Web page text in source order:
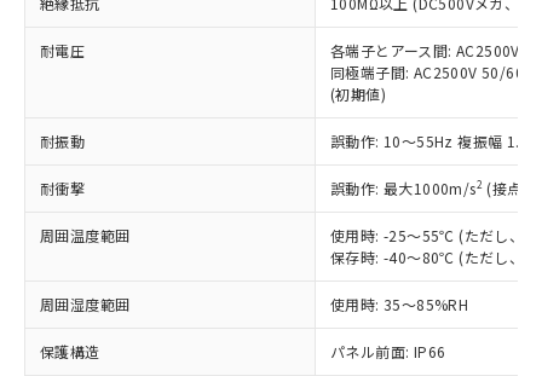
耐電圧
各端子とアース間: AC2500V
同極端子間: AC2500V 50/
(初期値)
耐振動 誤動作: 10～55Hz 複振幅
耐衝撃 誤動作: 最大1000m/s2 (接点
周囲温度範囲
使用時: -25～55℃ (ただし、氷
保存時: -40～80℃ (ただし、氷
周囲湿度範囲 使用時: 35～85%RH
保護構造 パネル前面: IP66
ことをご了承ください。
在庫状況および標準価格照会結果は、
記載している更新日時点での社内デー
タに基づき作成されるものであり、閲
覧された時点での実際の在庫および標
準価格とは異なる場合があることをご
正式な納期状況および標準価格はお客
様のお取引先、またはお客様担当のオ
ムロン制御機器販売店・当社販売員に
オムロン制御機器販売店や当社販売拠
販売ネットワーク
」をご確認
いたものが、含有品と判明した場合などや
むを得ず変更することがあります。
鉛(Pb) 1000ppm以下、 水銀(Hg) 1000ppm以下、 カド
六価クロム(Cr(Ⅵ)) 1000ppm以下、ポリ臭化ビフェニル
ル) (DEHP)(別名：DOP) 1000ppm以下、フタル酸ブチ
ルベンジル（BBP） 1000ppm以下、フタル酸ジブチル
（DBP） 1000ppm以下、フタル酸ジイソブチル
(DIBP) 1000ppm以下
但し、RoHS指令で産業用監視および制御機器に対する
フタル酸エステル類の４物質については閾値を超える意
基準値を超えていることを示します。
「－」：未確認です。当社販売部門へお問
*中国RoHS10物質の基準値 (GB/T26572)：
Cr(Ⅵ)(六価クロム) : 1000ppm、 PBBs(ポリ臭化ビフェ
ニル類) : 1000ppm、 PBDEs(ポリ臭化ジフェニルエーテ
DBP(フタル酸ジブチル) : 1000ppm、 DIBP(フタル酸ジ
イソブチル) : 1000ppm、 BBP(フタル酸ブチルベンジ
DEHP(フタル酸ビス(2-エチルヘキシル)) : 1000ppm
※2 環境保護使用期限
当社は、これら貴社製品のうち、外国
為替および外国貿易法に定める商品
（以下｢規制貨物等」という）を輸出
または国外への提供する場合は、日本
国政府の輸出許可(または役務取引許
可)を取得するなどの必要な手続きを
当社は規制貨物を破棄する場合は、完
全に破砕するなど、違法に輸出されな
いよう必要な手段を講じます。
当社は貴社製品を、核兵器、ミサイ
ル、化学兵器、生物兵器またはその他
武器並びにこれらの製造装置等に一切
当社は、貴社製品を第三者に販売する
一定数以上の在庫あり
△ 一定数には満たないが在庫あり
－
在庫なし(最新の在庫状況につ
いては、お客様のお取引先、ま
たはお客様担当のオムロン制御